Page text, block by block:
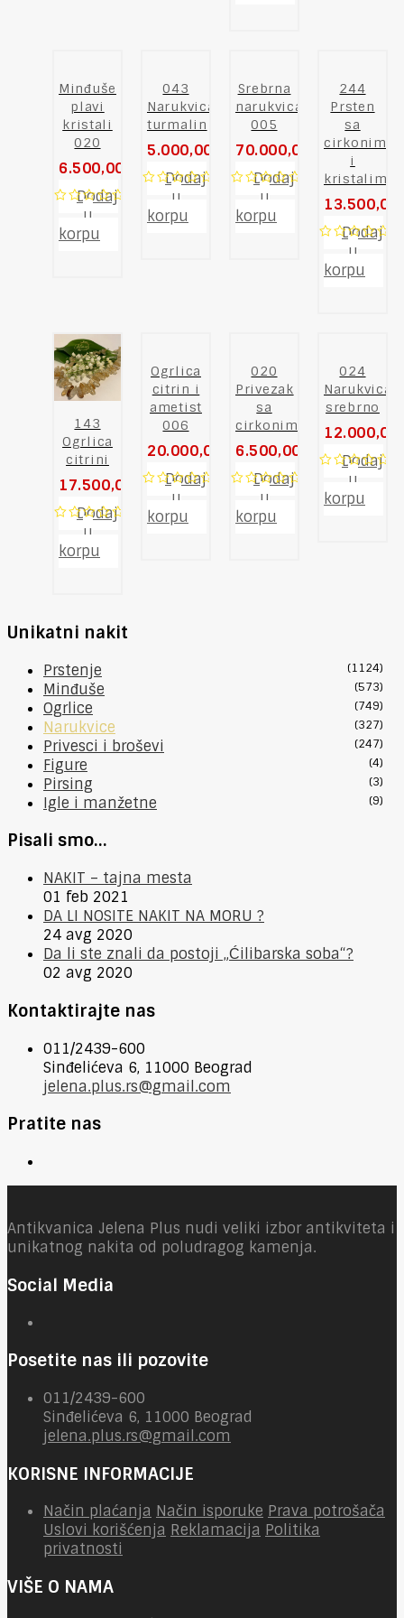
Minđuše
plavi
kristali
020
6.500,00 RSD
out
of
Dodaj
u
korpu
043
Narukvica
turmalin
5.000,00 RSD
out
of
Dodaj
u
korpu
Srebrna
narukvica
005
70.000,00 RSD
out
of
Dodaj
u
korpu
244
Prsten
sa
cirkonima
i
kristalima
13.500,00
out
of
Dodaj
u
korpu
143
Ogrlica
citrini
17.500,00 RSD
out
of
Dodaj
u
korpu
Ogrlica
citrin i
ametist
006
20.000,00 RSD
out
of
Dodaj
u
korpu
020
Privezak
sa
cirkonima
6.500,00 RSD
out
of
Dodaj
u
korpu
024
Narukvica
srebrno
12.000,00
out
of
Dodaj
u
korpu
Unikatni nakit
Prstenje (1124)
Minđuše (573)
Ogrlice (749)
Narukvice (327)
Privesci i broševi (247)
Figure (4)
Pirsing (3)
Igle i manžetne (9)
Pisali smo…
NAKIT – tajna mesta
01 feb 2021
DA LI NOSITE NAKIT NA MORU ?
24 avg 2020
Da li ste znali da postoji „Ćilibarska soba“?
02 avg 2020
Kontaktirajte nas
011/2439-600
Sinđelićeva 6, 11000 Beograd
jelena.plus.rs@gmail.com
Pratite nas
Antikvanica Jelena Plus nudi veliki izbor antikviteta i
unikatnog nakita od poludragog kamenja.
Social Media
Posetite nas ili pozovite
011/2439-600
Sinđelićeva 6, 11000 Beograd
jelena.plus.rs@gmail.com
KORISNE INFORMACIJE
Način plaćanja Način isporuke Prava potrošača
Uslovi korišćenja Reklamacija Politika
privatnosti
VIŠE O NAMA